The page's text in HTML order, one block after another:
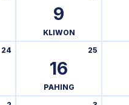
9
KLIWON
24
16
25
PAHING